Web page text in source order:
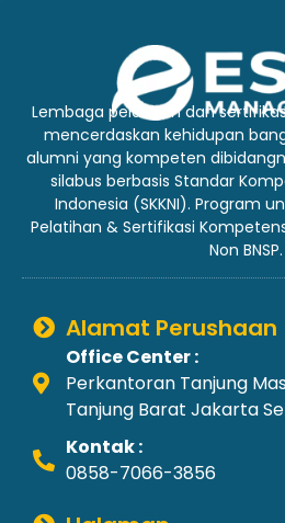
Lembaga pelatihan dan
mencerdaskan kehidupan
alumni yang kompeten
silabus berbasis Standar
Indonesia (SKKNI). Program
Pelatihan & Sertifikasi
Non BNSP.
Alamat Perushaan
Office Center :
Perkantoran Tanjung
Tanjung Barat Jakarta
Kontak :
0858-7066-3856